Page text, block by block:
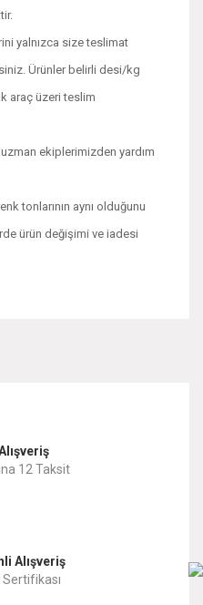
yalnızca size teslimat
Ürünler belirli desi/kg
araç üzeri teslim
ekiplerimizden yardım
tonlarının aynı olduğunu
ürün değişimi ve iadesi
veya görüntülenemiyor.
daha pahalı.
12 Taksit
Alışveriş